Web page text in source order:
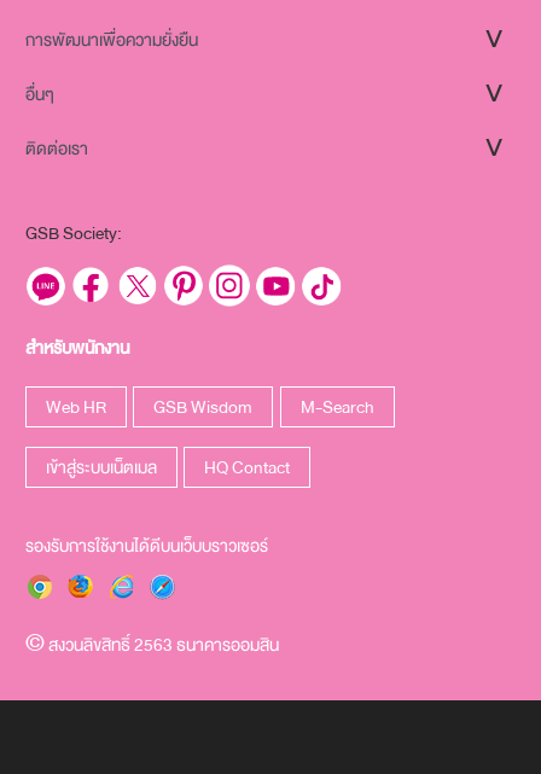
การพัฒนาเพื่อความยั่งยืน
อื่นๆ
ติดต่อเรา
GSB Society:
สำหรับพนักงาน
Web HR GSB Wisdom M-Search
เข้าสู่ระบบเน็ตเมล HQ Contact
รองรับการใช้งานได้ดีบนเว็บบราวเซอร์
สงวนลิขสิทธิ์ 2563 ธนาคารออมสิน